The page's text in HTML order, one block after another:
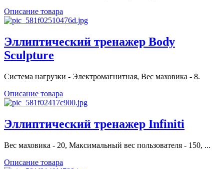
Описание товара
Эллиптический тренажер Body
Sculpture
Система нагрузки - Электромагнитная, Вес маховика - 8.
Описание товара
Эллиптический тренажер Infiniti
Вес маховика - 20, Максимальный вес пользователя - 150, ...
Описание товара